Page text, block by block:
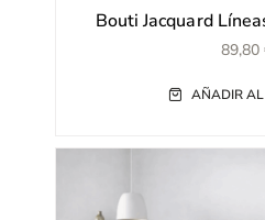
Bouti Jacquard
89,80
AÑADIR